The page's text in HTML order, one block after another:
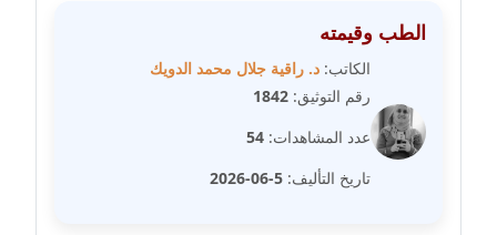
مدونة شيماء عبد المقصود
عاملة
مدونة شيماء عصام
الطب وقيمته
الكاتب: د. راقية جلال محمد الدويك
رقم التوثيق: 1842
عدد المشاهدات: 54
تاريخ التأليف: 5-06-2026